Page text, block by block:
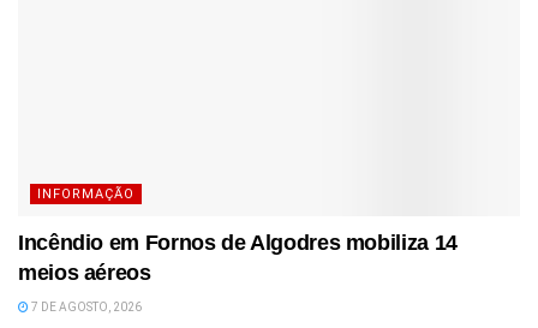
INFORMAÇÃO
Incêndio em Fornos de Algodres mobiliza 14
meios aéreos
7 DE AGOSTO, 2026